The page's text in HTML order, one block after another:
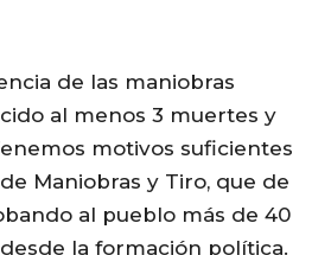
de las maniobras
al menos 3 muertes y
motivos suficientes
Maniobras y Tiro, que de
al pueblo más de 40
la formación política.